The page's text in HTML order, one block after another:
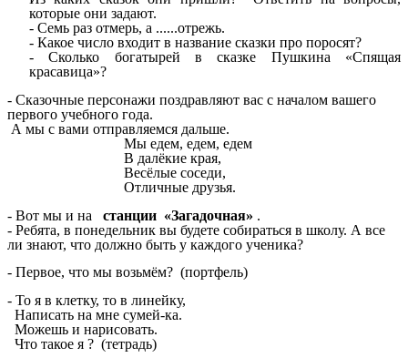
которые они задают.
- Семь раз отмерь, а ......отрежь.
- Какое число входит в название сказки про поросят?
- Сколько богатырей в сказке Пушкина «Спящая
красавица»?
- Сказочные персонажи поздравляют вас с началом вашего
первого учебного года.
А мы с вами отправляемся дальше.
Мы едем, едем, едем
В далёкие края,
Весёлые соседи,
Отличные друзья.
- Вот мы и на
станции «Загадочная» .
- Ребята, в понедельник вы будете собираться в школу. А все
ли знают, что должно быть у каждого ученика?
- Первое, что мы возьмём? (портфель)
- То я в клетку, то в линейку,
Написать на мне сумей-ка.
Можешь и нарисовать.
Что такое я ? (тетрадь)